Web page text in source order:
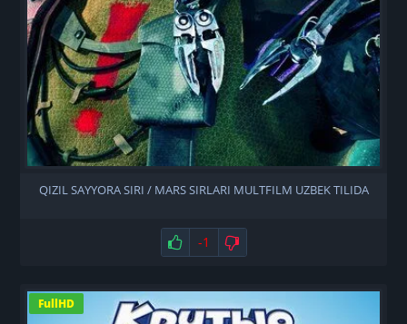
QIZIL SAYYORA SIRI / MARS SIRLARI MULTFILM UZBEK TILIDA
Нравится
-1 Не нравится
FullHD